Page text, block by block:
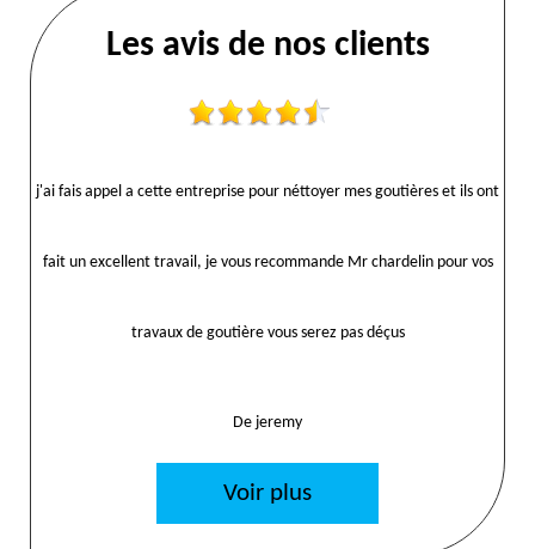
Les avis de nos clients
j'ai fais appel a cette entreprise pour néttoyer mes goutières et ils ont
fait un excellent travail, je vous recommande Mr chardelin pour vos
travaux de goutière vous serez pas déçus
De jeremy
Voir plus